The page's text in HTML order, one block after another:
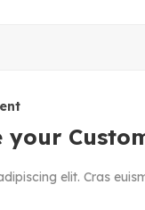
elit. Cras